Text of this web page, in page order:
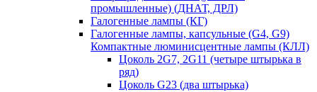
промышленные) (ДНАТ, ДРЛ)
Галогенные лампы (КГ)
Галогенные лампы, капсульные (G4, G9)
Компактные люминисцентные лампы (КЛЛ)
Цоколь 2G7, 2G11 (четыре штырька в
ряд)
Цоколь G23 (два штырька)